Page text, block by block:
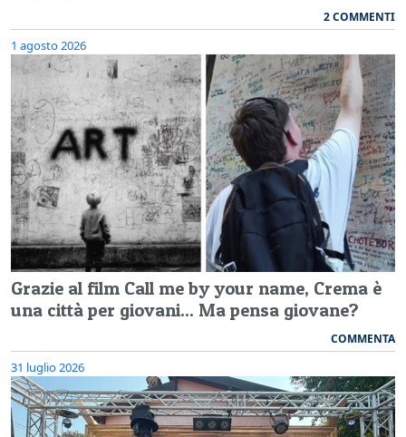
2 COMMENTI
1 agosto 2026
Grazie al film Call me by your name, Crema è
una città per giovani... Ma pensa giovane?
COMMENTA
31 luglio 2026